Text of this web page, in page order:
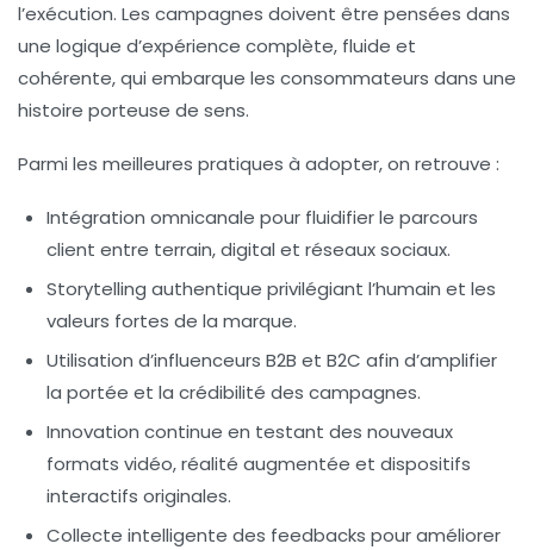
l’exécution. Les campagnes doivent être pensées dans
une logique d’expérience complète, fluide et
cohérente, qui embarque les consommateurs dans une
histoire porteuse de sens.
Parmi les meilleures pratiques à adopter, on retrouve :
Intégration omnicanale pour fluidifier le parcours
client entre terrain, digital et réseaux sociaux.
Storytelling authentique privilégiant l’humain et les
valeurs fortes de la marque.
Utilisation d’influenceurs B2B et B2C afin d’amplifier
la portée et la crédibilité des campagnes.
Innovation continue en testant des nouveaux
formats vidéo, réalité augmentée et dispositifs
interactifs originales.
Collecte intelligente des feedbacks pour améliorer